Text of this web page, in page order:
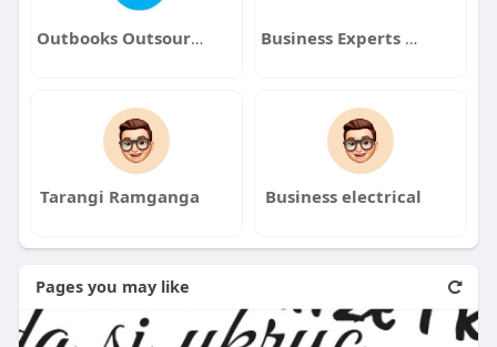
Outbooks Outsourcing Business Experts Gulf
Tarangi Ramganga Business electrical
Pages you may like